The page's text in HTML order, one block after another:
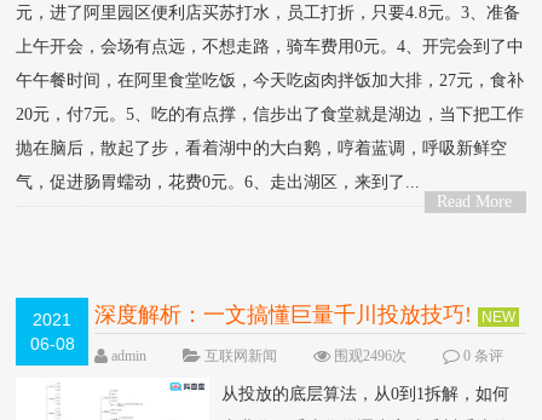
元，进了阿里园区便利店买苏打水，员工打折，只要4.8元。3、准备
上午开会，会场有点远，不想走路，骑车费用0元。4、开完会到了中
午午餐时间，在阿里食堂吃饭，今天吃卤肉拌饭加大排，27元，食补
20元，付7元。5、吃的有点撑，信步出了食堂就是湖边，当下把工作
抛在脑后，散起了步，看着湖中的大白鹅，哼着蓝调，呼吸新鲜空
气，促进肠胃蠕动，花费0元。6、走出湖区，来到了...
Read More
2021
06-08
深度解析：一文搞懂巨量千川投放技巧! NEW
admin 互联网新闻 围观2496次
0 条评
从投放的底层算法，从0到1拆解，如何